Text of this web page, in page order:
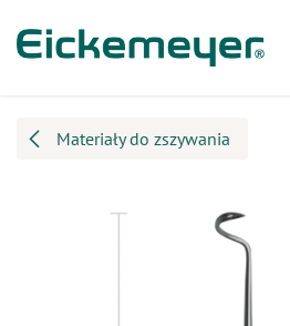
Materiały do zszywania